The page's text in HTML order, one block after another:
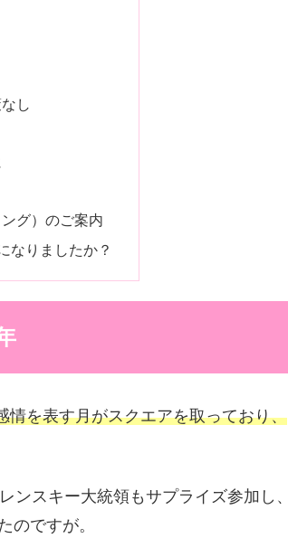
し
グ）のご案内
なりましたか？
情を表す月がスクエアを取っており、
ンスキー大統領もサプライズ参加し、
のですが。